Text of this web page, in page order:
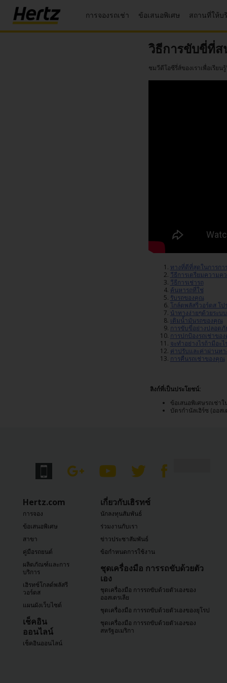
การจองรถเช่า ข้อเสนอพิเศษ สถานที่ให้บ
เมนู
วอร์ดส
คู่มือ
ยาน
พาหนะ
ผลิตภัณฑ์
และ
วิธีการขับขี่ที่ส
ชมวีดีโอซีรี่ส์ของเราเพื่อเรียน
ทางที่ดีที่สุดในการกา
วีธีการเตรียมความ
วีธีการเช่ารถ
ค้นหารถที่ใช่
รับรถของคุณ
โกล์ดพลัสรีวอร์ดส โ
นำทางง่ายๆด้วยระบ
เติมน้ำมันรถของคุณ
การขับขี่อย่างปลอด
การปกป้องรถเช่าขอ
จะทำอย่างไรถ้ามีอะ
ค่าปรับและค่าผ่านทา
การคืนรถเช่าของคุณ
ลิงก์ที่เป็นประโยชน์:
ข้อเสนอพิเศษรถเช่า
บัตรกำนัลเฮิร์ซ (ออส
Hertz.com
การจอง
ข้อเสนอพิเศษ
สาขา
คู่มือรถยนต์
ผลิตภัณฑ์และการ
บริการ
เฮิรทซ์โกลด์พลัสรี
วอร์ดส
แผนผังเว็บไซต์
เช็คอิน
ออนไลน์
เช็คอินออนไลน์
เกี่ยวกับเฮิรทซ์
นักลงทุนสัมพันธ์
ร่วมงานกับเรา
ข่าวประชาสัมพันธ์
ข้อกำหนดการใช้งาน
ชุดเครื่องมือ การรถขับด้วยตัว
เอง
ชุดเครื่องมือ การรถขับด้วยตัวเองของ
ออสเตรเลีย
ชุดเครื่องมือ การรถขับด้วยตัวเองของยุโรป
ชุดเครื่องมือ การรถขับด้วยตัวเองของ
สหรัฐอเมริกา